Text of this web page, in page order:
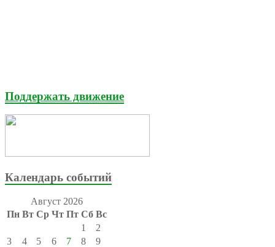
Поддержать движение
Календарь событий
Август 2026
Пн Вт Ср Чт Пт Сб Вс
1
2
3
4 5 6 7 8
9